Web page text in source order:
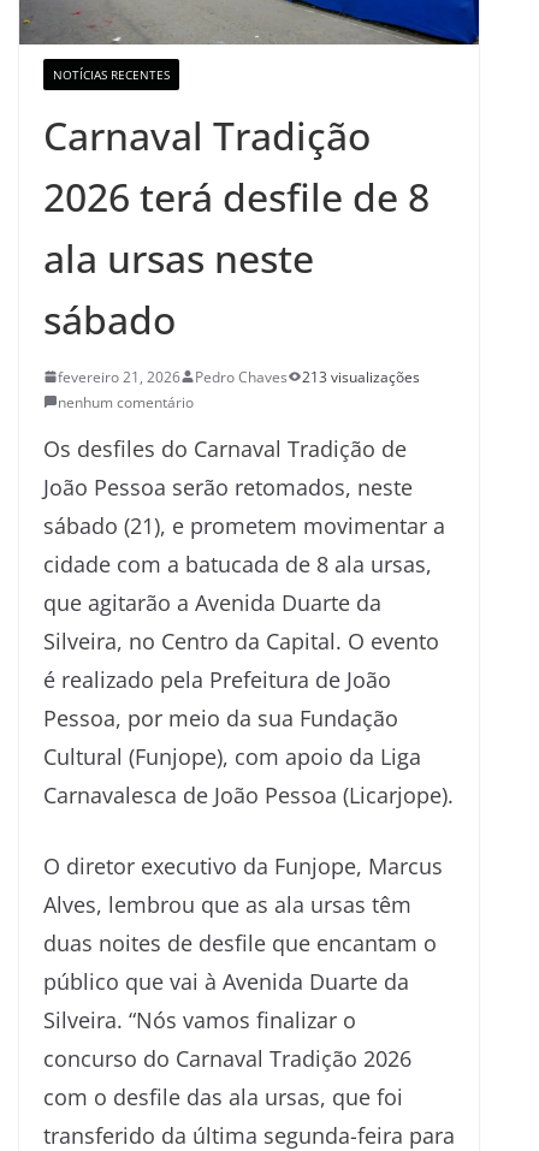
NOTÍCIAS RECENTES
Carnaval Tradição
2026 terá desfile de 8
ala ursas neste
sábado
fevereiro 21, 2026 Pedro Chaves
213 visualizações
nenhum comentário
Os desfiles do Carnaval Tradição de
João Pessoa serão retomados, neste
sábado (21), e prometem movimentar a
cidade com a batucada de 8 ala ursas,
que agitarão a Avenida Duarte da
Silveira, no Centro da Capital. O evento
é realizado pela Prefeitura de João
Pessoa, por meio da sua Fundação
Cultural (Funjope), com apoio da Liga
Carnavalesca de João Pessoa (Licarjope).
O diretor executivo da Funjope, Marcus
Alves, lembrou que as ala ursas têm
duas noites de desfile que encantam o
público que vai à Avenida Duarte da
Silveira. “Nós vamos finalizar o
concurso do Carnaval Tradição 2026
com o desfile das ala ursas, que foi
transferido da última segunda-feira para